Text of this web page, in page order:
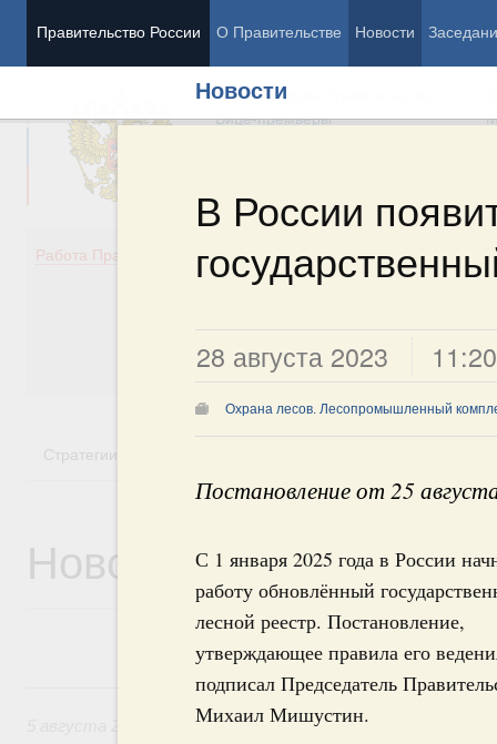
Правительство России О Правительстве Новости
Новости
В России
28 августа 2023 11:20
Охрана лесов. Лесопромышленный
Постановление от 25
С 1 января 2025 года в России
работу обновлённый
лесной реестр. Постановление,
утверждающее правила его
подписал Председатель
Михаил Мишустин.
Председатель Правительства
Вице-премьеры
Работа Правительства
Демография
Здоровье
Общество
Государство
Стратегии
Новости
5 августа, среда
Жилищно-коммунальное хозяйство